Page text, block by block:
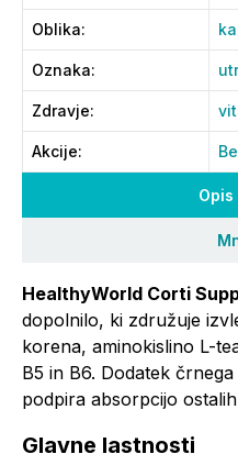
HealthyWorld Corti
dopolnilo, ki združuje
korena, aminokislino L-
B5 in B6. Dodatek
podpira absorpcijo
Glavne lastnosti
Oblika:
Oznaka:
Zdravje:
Akcije: